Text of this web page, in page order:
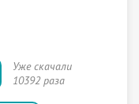
Уже скачали
10392 раза